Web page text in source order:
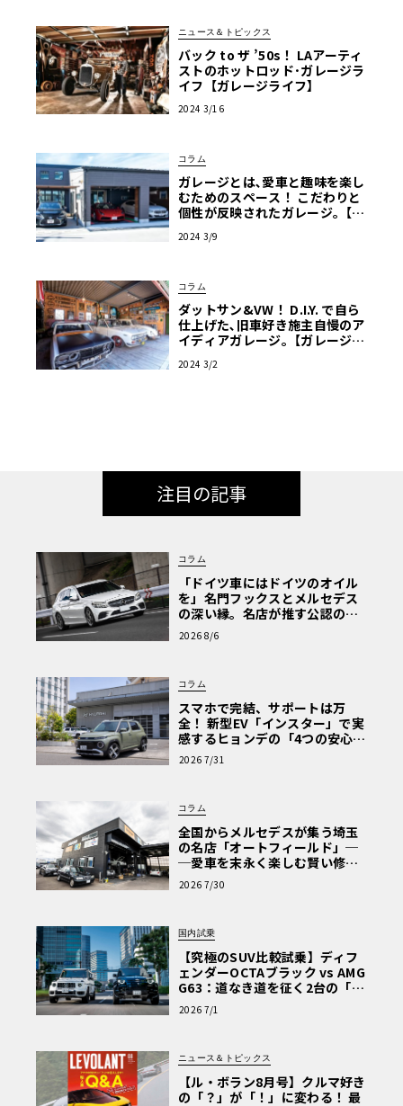
ニュース＆トピックス
バック to ザ ’50s！ LAアーティ
ストのホットロッド･ガレージラ
イフ【ガレージライフ】
2024 3/16
コラム
ガレージとは､愛車と趣味を楽し
むためのスペース！ こだわりと
個性が反映されたガレージ｡【ガ
2024 3/9
コラム
ダットサン&VW！ D.I.Y. で自ら
仕上げた､旧車好き施主自慢のア
イディアガレージ｡【ガレージラ
2024 3/2
注目の記事
コラム
「ドイツ車にはドイツのオイル
を」名門フックスとメルセデス
の深い縁。名店が推す公認の安
心と、Cクラスで味わうシルキー
な走り〈PR〉
2026 8/6
コラム
スマホで完結、サポートは万
全！ 新型EV「インスター」で実
感するヒョンデの「4つの安心」
【第1回・ヒョンデ6つの疑問：
Why? Hyundai?】〈PR〉
2026 7/31
コラム
全国からメルセデスが集う埼玉
の名店「オートフィールド」─
─愛車を末永く楽しむ賢い修理
術と、プロがフックス製オイル
を選ぶ理由〈PR〉
2026 7/30
国内試乗
【究極のSUV比較試乗】ディフ
ェンダーOCTAブラック vs AMG
G63：道なき道を征く2台の「対
極的アプローチ」
2026 7/1
ニュース＆トピックス
【ル・ボラン8月号】クルマ好き
の「？」が「！」に変わる！ 最